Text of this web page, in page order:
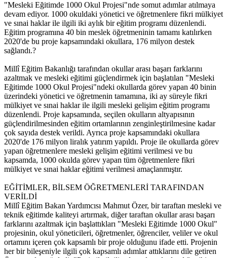
"Mesleki Eğitimde 1000 Okul Projesi"nde somut adımlar atılmaya
devam ediyor. 1000 okuldaki yönetici ve öğretmenlere fikri mülkiyet
ve sınai haklar ile ilgili iki aylık bir eğitim programı düzenlendi.
Eğitim programına 40 bin meslek öğretmeninin tamamı katılırken
2020'de bu proje kapsamındaki okullara, 176 milyon destek
sağlandı.?
Millî Eğitim Bakanlığı tarafından okullar arası başarı farklarını
azaltmak ve mesleki eğitimi güçlendirmek için başlatılan "Mesleki
Eğitimde 1000 Okul Projesi"ndeki okullarda görev yapan 40 binin
üzerindeki yönetici ve öğretmenin tamamına, iki ay süreyle fikri
mülkiyet ve sınai haklar ile ilgili mesleki gelişim eğitim programı
düzenlendi. Proje kapsamında, seçilen okulların altyapısının
güçlendirilmesinden eğitim ortamlarının zenginleştirilmesine kadar
çok sayıda destek verildi. Ayrıca proje kapsamındaki okullara
2020'de 176 milyon liralık yatırım yapıldı. Proje ile okullarda görev
yapan öğretmenlere mesleki gelişim eğitimi verilmesi ve bu
kapsamda, 1000 okulda görev yapan tüm öğretmenlere fikri
mülkiyet ve sınai haklar eğitimi verilmesi amaçlanmıştır.
EĞİTİMLER, BİLSEM ÖĞRETMENLERİ TARAFINDAN
VERİLDİ
Millî Eğitim Bakan Yardımcısı Mahmut Özer, bir taraftan mesleki ve
teknik eğitimde kaliteyi artırmak, diğer taraftan okullar arası başarı
farklarını azaltmak için başlattıkları "Mesleki Eğitimde 1000 Okul"
projesinin, okul yöneticileri, öğretmenler, öğrenciler, veliler ve okul
ortamını içeren çok kapsamlı bir proje olduğunu ifade etti. Projenin
her bir bileşeniyle ilgili çok kapsamlı adımlar attıklarını dile getiren